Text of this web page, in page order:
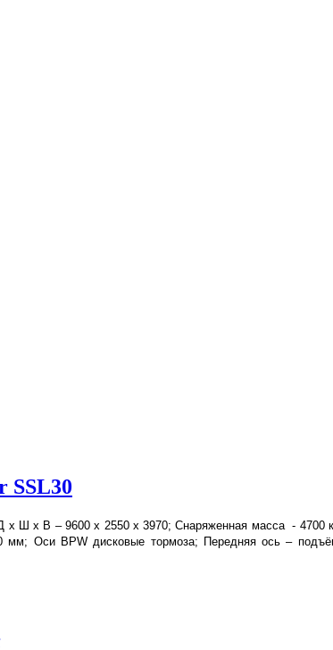
SSL30
Ш х В – 9600 х 2550 х 3970; Снаряженная масса - 4700
мм; Оси BPW дисковые тормоза; Передняя ось –